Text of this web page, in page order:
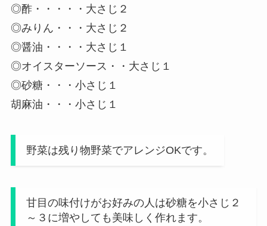
◎酢・・・・・大さじ２
◎みりん・・・大さじ２
◎醤油・・・・大さじ１
◎オイスターソース・・大さじ１
◎砂糖・・・小さじ１
胡麻油・・・小さじ１
野菜は残り物野菜でアレンジOKです。
甘目の味付けがお好みの人は砂糖を小さじ２
～３に増やしても美味しく作れます。